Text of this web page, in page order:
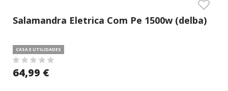
Salamandra Eletrica Com Pe 1500w (delba)
CASA E UTILIDADES
64,99 €